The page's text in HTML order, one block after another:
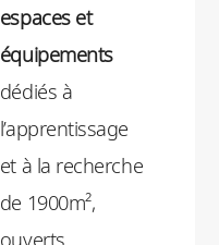
espaces et
équipements
dédiés à
l’apprentissage
et à la recherche
de 1900m²,
ouverts